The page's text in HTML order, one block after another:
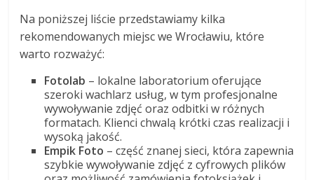
Na poniższej liście przedstawiamy kilka
rekomendowanych miejsc we Wrocławiu, które
warto rozważyć:
Fotolab – lokalne laboratorium oferujące
szeroki wachlarz usług, w tym profesjonalne
wywoływanie zdjęć oraz odbitki w różnych
formatach. Klienci chwalą krótki czas realizacji i
wysoką jakość.
Empik Foto – część znanej sieci, która zapewnia
szybkie wywoływanie zdjęć z cyfrowych plików